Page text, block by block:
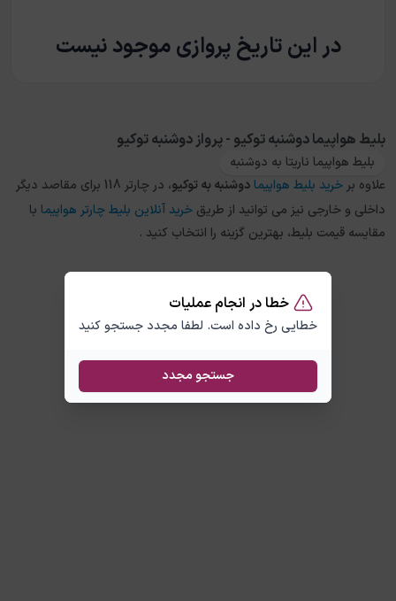
خطا در انجام عملیات
خطایی رخ داده است. لطفا مجدد جستجو کنید
جستجو مجدد
در این تاریخ پروازی موجود نیست
بلیط هواپیما دوشنبه توکیو - پرواز دوشنبه توکیو
بلیط هواپیما ناریتا به دوشنبه
علاوه بر خرید بلیط هواپیما دوشنبهبهتوکیو
، در چارتر 118 برای مقاصد دیگر
داخلی و خارجی نیز می توانید از طریق خرید آنلاین بلیط چارتر هواپیما با
مقایسه قیمت بلیط، بهترین گزینه را انتخاب کنید .